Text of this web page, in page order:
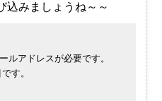
込みましょうね～～
ルアドレスが必要です。
す。